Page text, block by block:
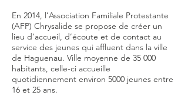
En 2014, l’Association Familiale Protestante
(AFP) Chrysalide se propose de créer un
lieu d’accueil, d’écoute et de contact au
service des jeunes qui affluent dans la ville
de Haguenau. Ville moyenne de 35 000
habitants, celle-ci accueille
quotidiennement environ 5000 jeunes entre
16 et 25 ans.